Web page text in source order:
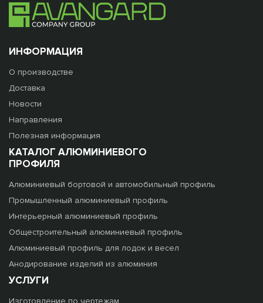
ИНФОРМАЦИЯ
О производстве
Доставка
Новости
Направления
Полезная информация
КАТАЛОГ АЛЮМИНИЕВОГО
ПРОФИЛЯ
Алюминиевый бортовой и автомобильный профиль
Промышленный алюминиевый профиль
Интерьерный алюминиевый профиль
Общестроительный алюминиевый профиль
Алюминиевый профиль для лодок и весел
Анодирование изделий из алюминия
УСЛУГИ
Изготовление по чертежам